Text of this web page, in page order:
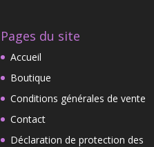
Pages du site
Accueil
Boutique
Conditions générales de vente
Contact
Déclaration de protection des